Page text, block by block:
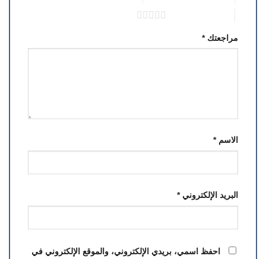
مراجعتك*
الاسم*
البريد الإلكتروني*
احفظ اسمي، بريدي الإلكتروني، والموقع الإلكتروني في